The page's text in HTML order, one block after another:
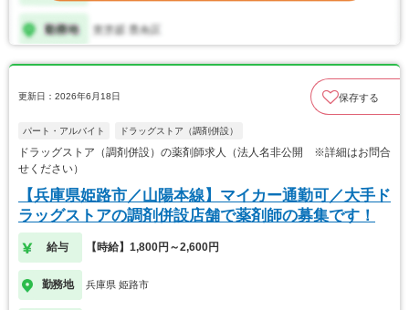
更新日：2026年6月18日 保存する
パート・アルバイト ドラッグストア（調剤併設）
ドラッグストア（調剤併設）の薬剤師求人（法人名非公開 ※詳細はお問合
せください）
【兵庫県姫路市／山陽本線】マイカー通勤可／大手ド
ラッグストアの調剤併設店舗で薬剤師の募集です！
給与 【時給】1,800円～2,600円
勤務地 兵庫県 姫路市